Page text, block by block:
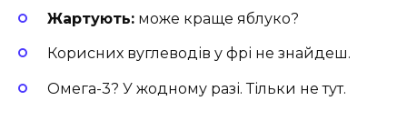
Жартують: може краще яблуко?
Корисних вуглеводів у фрі не знайдеш.
Омега-3? У жодному разі. Тільки не тут.